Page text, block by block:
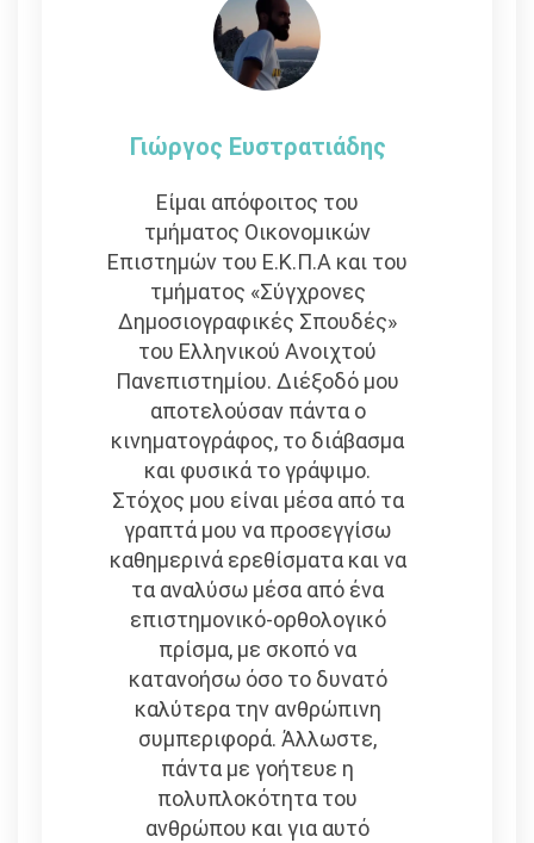
Γιώργος Ευστρατιάδης
Είμαι απόφοιτος του
τμήματος Οικονομικών
Επιστημών του Ε.Κ.Π.Α και του
τμήματος «Σύγχρονες
Δημοσιογραφικές Σπουδές»
του Ελληνικού Ανοιχτού
Πανεπιστημίου. Διέξοδό μου
αποτελούσαν πάντα ο
κινηματογράφος, το διάβασμα
και φυσικά το γράψιμο.
Στόχος μου είναι μέσα από τα
γραπτά μου να προσεγγίσω
καθημερινά ερεθίσματα και να
τα αναλύσω μέσα από ένα
επιστημονικό-ορθολογικό
πρίσμα, με σκοπό να
κατανοήσω όσο το δυνατό
καλύτερα την ανθρώπινη
συμπεριφορά. Άλλωστε,
πάντα με γοήτευε η
πολυπλοκότητα του
ανθρώπου και για αυτό